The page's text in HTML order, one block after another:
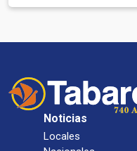
Noticias
Locales